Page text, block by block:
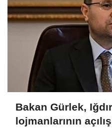
Bakan Gürlek,
lojmanlarının